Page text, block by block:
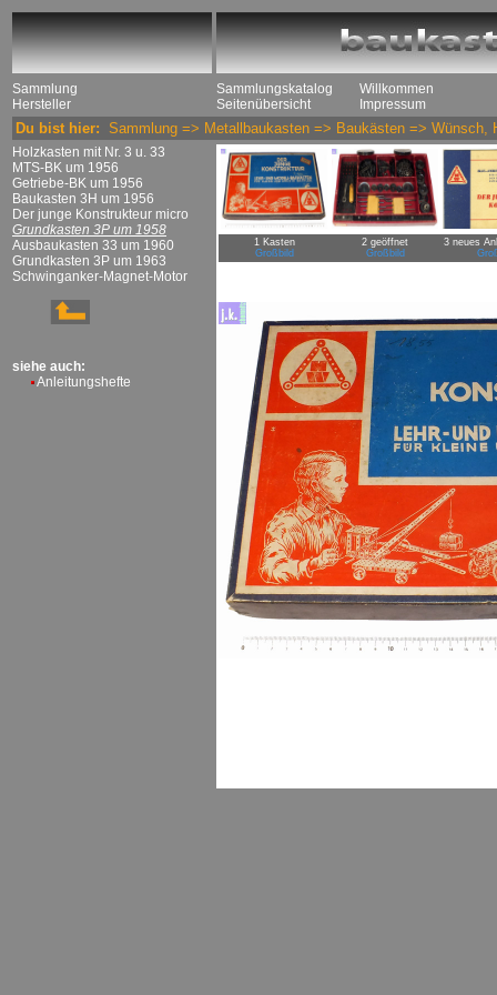
Sammlung
Hersteller
Sammlungskatalog
Seitenübersicht
Willkommen
Impressum
Du bist hier: Sammlung => Metallbaukasten => Baukästen => Wünsch,
Holzkasten mit Nr. 3 u. 33
MTS-BK um 1956
Getriebe-BK um 1956
Baukasten 3H um 1956
Der junge Konstrukteur micro
Grundkasten 3P um 1958
Ausbaukasten 33 um 1960
Grundkasten 3P um 1963
Schwinganker-Magnet-Motor
siehe auch:
Anleitungshefte
1 Kasten
Großbild
2 geöffnet
Großbild
3 neues